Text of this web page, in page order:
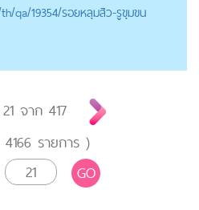
qa/19354/รอยหลุมสิว-รูขุมขน
21จาก 417
4166 รายการ )
GO